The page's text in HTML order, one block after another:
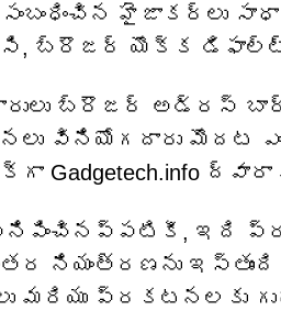
సంబంధించిన
బ్రౌజర్ యొక్క
బ్రౌజర్ అడ్రస్
వినియోగదారు మొదట
Gadgetech.info
ఇది
నియంత్రణను
ప్రకటనలకు